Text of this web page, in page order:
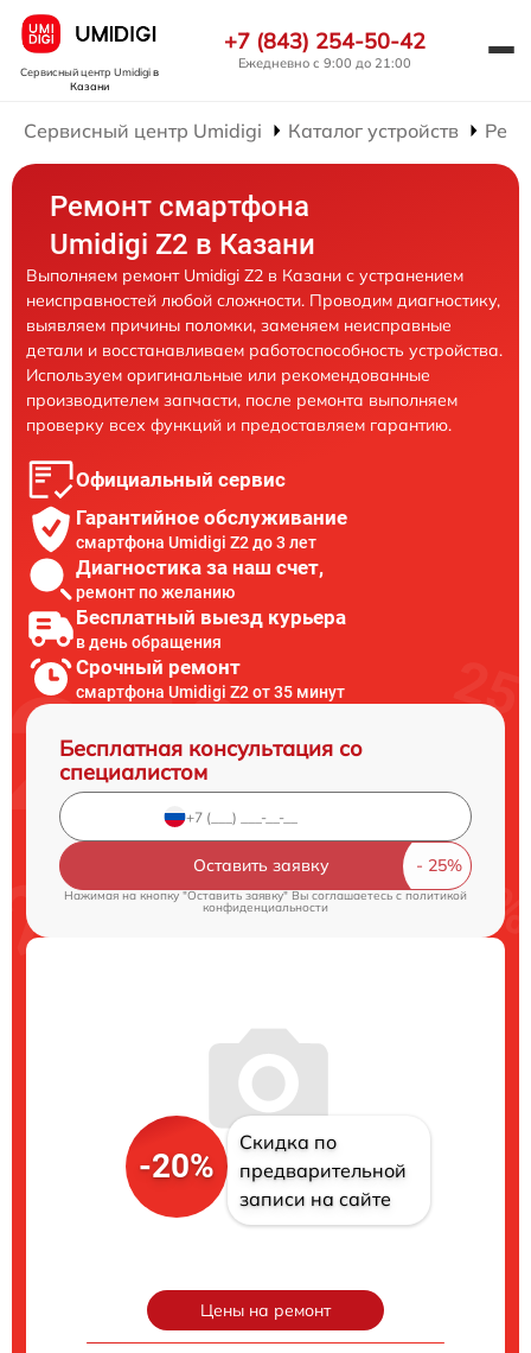
Сервисный центр Umidigiв
Казани
+7 (843) 254-50-42
Ежедневно с 9:00 до 21:00
Сервисный центр Umidigi Каталог устройств
Ремонт смартфона
Umidigi Z2 в Казани
Выполняем ремонт Umidigi Z2 в Казани с устранением
неисправностей любой сложности. Проводим диагностику,
выявляем причины поломки, заменяем неисправные
детали и восстанавливаем работоспособность устройства.
Используем оригинальные или рекомендованные
производителем запчасти, после ремонта выполняем
проверку всех функций и предоставляем гарантию.
Официальный сервис
Гарантийное обслуживание
смартфона Umidigi Z2 до 3 лет
Диагностика за наш счет,
ремонт по желанию
Бесплатный выезд курьера
в день обращения
Срочный ремонт
смартфона Umidigi Z2 от 35 минут
Бесплатная консультация со
специалистом
Оставить заявку
Нажимая на кнопку "Оставить заявку" Вы соглашаетесь c политикой
конфиденциальности
-20%
Скидка по
предварительной
записи на сайте
Цены на ремонт